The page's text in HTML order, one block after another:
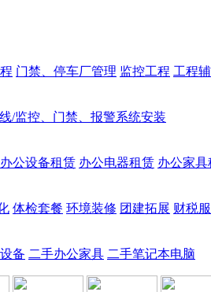
门禁、停车厂管理 监控工程 工程
/监控、门禁、报警系统安装
办公设备租赁 办公电器租赁 办公家具
体检套餐 环境装修 团建拓展 财税
备 二手办公家具 二手笔记本电脑